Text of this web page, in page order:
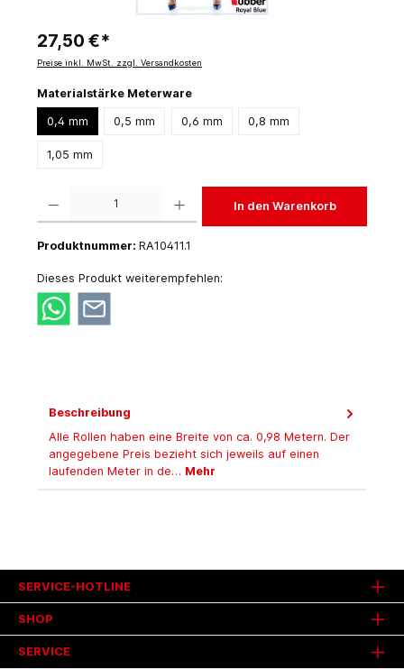
27,50 €*
Preise inkl. MwSt. zzgl. Versandkosten
Materialstärke Meterware
0,4 mm 0,5 mm 0,6 mm 0,8 mm
1,05 mm
In den Warenkorb
Produktnummer: RA10411.1
Dieses Produkt weiterempfehlen:
Beschreibung
Alle Rollen haben eine Breite von ca. 0,98 Metern. Der
angegebene Preis bezieht sich jeweils auf einen
laufenden Meter in de… Mehr
SHOP
SERVICE
SERVICE-HOTLINE